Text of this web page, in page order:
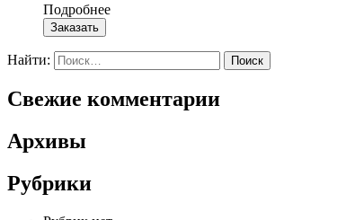
Подробнее
Заказать
Найти:
Свежие комментарии
Архивы
Рубрики